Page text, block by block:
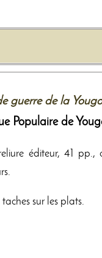
guerre de la
Populaire de
éditeur, 41 pp.,
taches sur les plats.